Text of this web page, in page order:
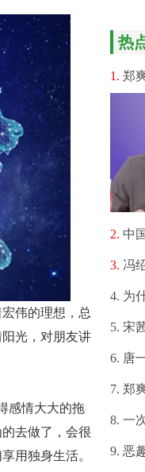
伟的理想，总
光，对朋友讲
感情大大的拖
去做了，会很
用独身生活。
热
1. 郑爽
2. 中国
3. 冯绍
4. 为
5. 宋
6. 唐一
7. 郑爽
8. 一次
9. 恶